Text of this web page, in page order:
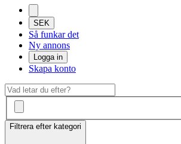
SEK
Så funkar det
Ny annons
Logga in
Skapa konto
Filtrera efter kategori